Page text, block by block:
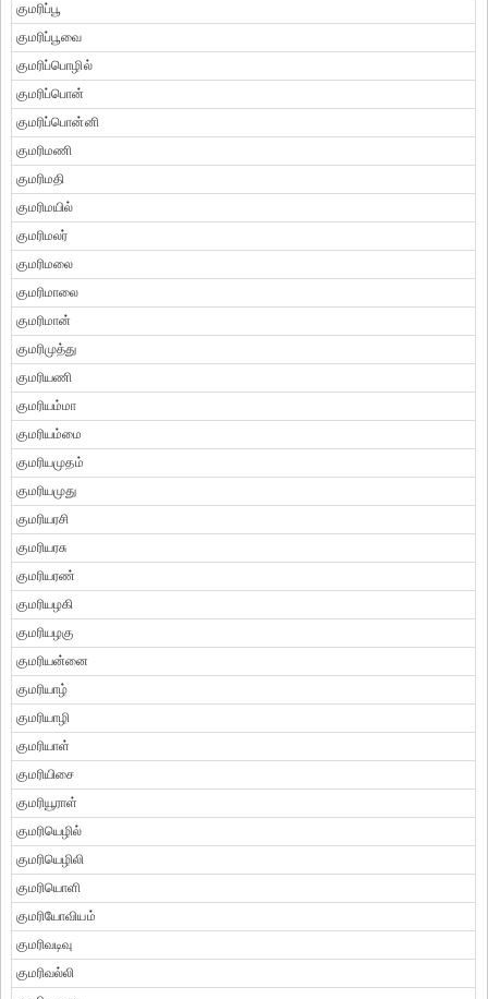
குமரிப்பூ
குமரிப்பூவை
குமரிப்பொழில்
குமரிப்பொன்
குமரிப்பொன்னி
குமரிமணி
குமரிமதி
குமரிமயில்
குமரிமலர்
குமரிமலை
குமரிமாலை
குமரிமான்
குமரிமுத்து
குமரியணி
குமரியம்மா
குமரியம்மை
குமரியமுதம்
குமரியமுது
குமரியரசி
குமரியரசு
குமரியரண்
குமரியழகி
குமரியழகு
குமரியன்னை
குமரியாழ்
குமரியாழி
குமரியாள்
குமரியிசை
குமரியூராள்
குமரியெழில்
குமரியெழிலி
குமரியொளி
குமரியோவியம்
குமரிவடிவு
குமரிவல்லி